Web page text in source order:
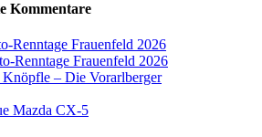
Kommentare
Renntage Frauenfeld 2026
Renntage Frauenfeld 2026
Knöpfle – Die Vorarlberger
Mazda CX-5